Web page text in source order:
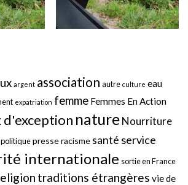
argent association autre culture eau
expatriation femme Femmes En Action
d'exception natureNourriture
politiquepresseracisme santé service
internationale sortie en France
traditions étrangères vie de